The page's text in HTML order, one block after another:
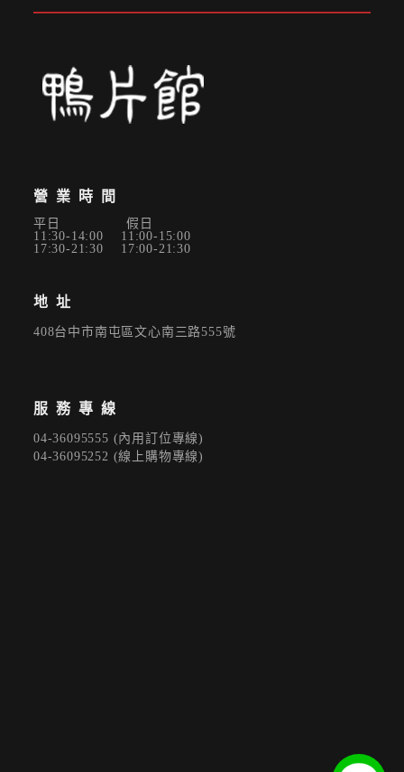
營業時間
平日 假日
11:30-14:00 11:00-15:00
17:30-21:30 17:00-21:30
地址
408台中市南屯區文心南三路555號
服務專線
04-36095555 (內用訂位專線)
04-36095252 (線上購物專線)